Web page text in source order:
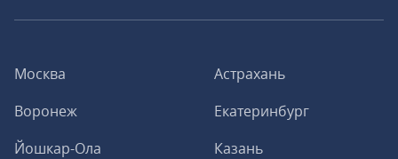
Москва
Астрахань
Воронеж
Екатеринбург
Йошкар-Ола
Казань